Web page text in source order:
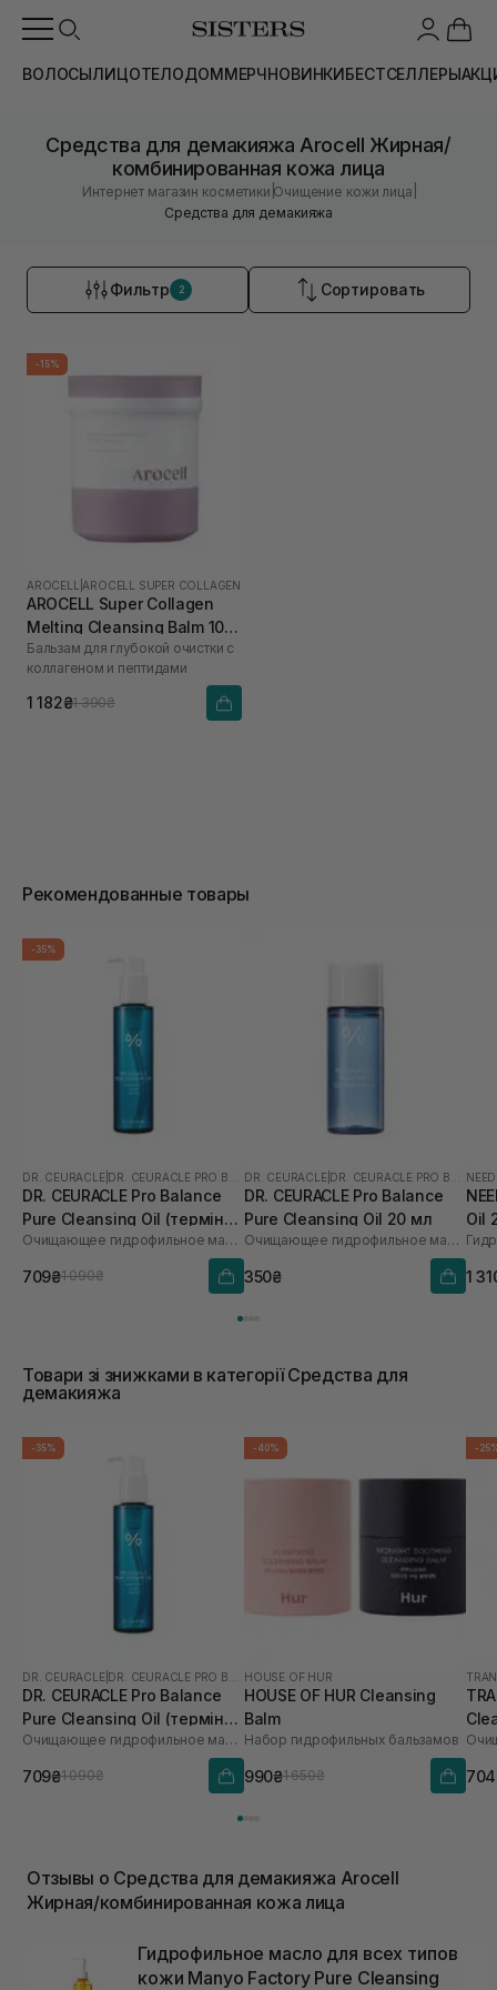
ВОЛОСЫЛИЦОТЕЛОДОММЕРЧНОВИНКИБЕСТСЕЛЛЕРЫ
Средства для демакияжа Arocell Жирная/
комбинированная кожа лица
Интернет магазин косметики |Очищение кожи лица
Средства для демакияжа
Фильтр 2 Сортировать
-15%
AROCELL AROCELL SUPER COLLAGEN
AROCELL Super Collagen
Melting Cleansing Balm 100
г
Бальзам для глубокой очистки с
коллагеном и пептидами
1 182₴1 390₴
Рекомендованные товары
-35%
DR. CEURACLE| DR. CEURACLE PRO BALANCE
DR. CEURACLE Pro Balance
Pure Cleansing Oil (термін
до 01.27р.) 155 мл
Очищающее гидрофильное масло с пробиотиками
709₴1 090₴
DR. CEURACLE| DR. CEURACLE PRO BALANCE
DR. CEURACLE Pro Balance
Pure Cleansing Oil 20 мл
Очищающее гидрофильное масло с пробиотиками
350₴
Oil
1
Товари зі знижками в категорії Средства для
демакияжа
-35%
DR. CEURACLE
DR. CEURACLE Pro Balance
Pure Cleansing Oil (термін
до 01.27р.) 155 мл
Очищающее гидрофильное масло с пробиотиками
709₴1 090₴
-40%
HOUSE OF HUR
HOUSE OF HUR Cleansing
Balm
Набор гидрофильных бальзамов
990₴1 650₴
-
Отзывы о Средства для демакияжа Arocell
Жирная/комбинированная кожа лица
Гидрофильное масло для всех типов
кожи Manyo Factory Pure Cleansing